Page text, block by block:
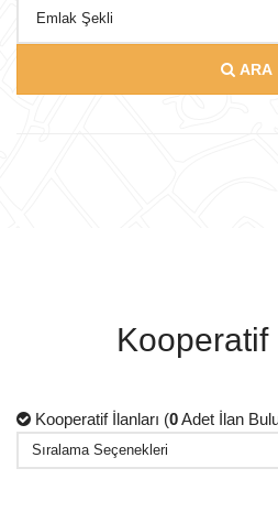
ARA
Kooperatif
Kooperatif İlanları (0Adet İlan